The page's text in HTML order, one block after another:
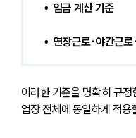
•  임금 계산 기준
•  연장근로·야간근
이러한 기준을 명확히 규
업장 전체에 동일하게 적용